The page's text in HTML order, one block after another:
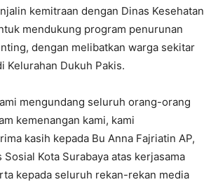
kemitraan dengan Dinas Kesehatan
mendukung program penurunan
dengan melibatkan warga sekitar
Kelurahan Dukuh Pakis.
mengundang seluruh orang-orang
kemenangan kami, kami
kasih kepada Bu Anna Fajriatin AP,
Sosial Kota Surabaya atas kerjasama
kepada seluruh rekan-rekan media